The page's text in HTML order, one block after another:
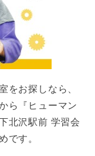
をお探しなら、
ら『ヒューマン
北沢駅前 学習会
です。